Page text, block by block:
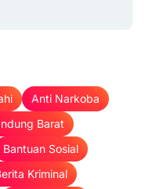
Anti Narkoba
Barat
Bantuan Sosial
Kriminal